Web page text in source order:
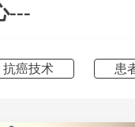
---
抗癌技术 患